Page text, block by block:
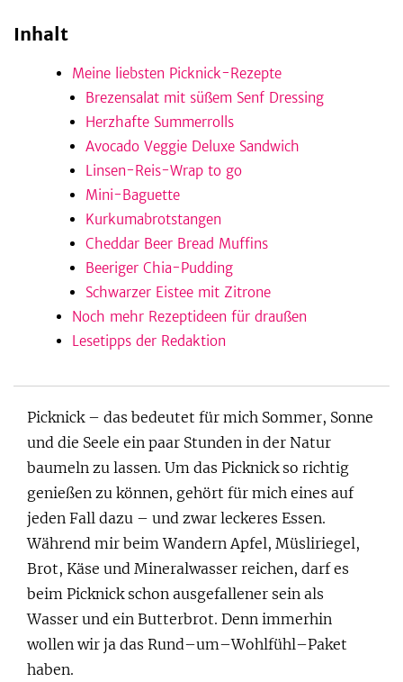
Inhalt
Meine liebsten Picknick-Rezepte
Brezensalat mit süßem Senf Dressing
Herzhafte Summerrolls
Avocado Veggie Deluxe Sandwich
Linsen-Reis-Wrap to go
Mini-Baguette
Kurkumabrotstangen
Cheddar Beer Bread Muffins
Beeriger Chia-Pudding
Schwarzer Eistee mit Zitrone
Noch mehr Rezeptideen für draußen
Lesetipps der Redaktion
Picknick – das bedeutet für mich Sommer, Sonne
und die Seele ein paar Stunden in der Natur
baumeln zu lassen. Um das Picknick so richtig
genießen zu können, gehört für mich eines auf
jeden Fall dazu – und zwar leckeres Essen.
Während mir beim Wandern Apfel, Müsliriegel,
Brot, Käse und Mineralwasser reichen, darf es
beim Picknick schon ausgefallener sein als
Wasser und ein Butterbrot. Denn immerhin
wollen wir ja das Rund–um–Wohlfühl–Paket
haben.